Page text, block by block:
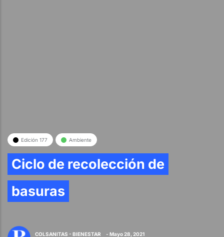
Edición 177 Ambiente
Ciclo de recolección de
basuras
COLSANITAS - BIENESTAR
- Mayo 28, 2021